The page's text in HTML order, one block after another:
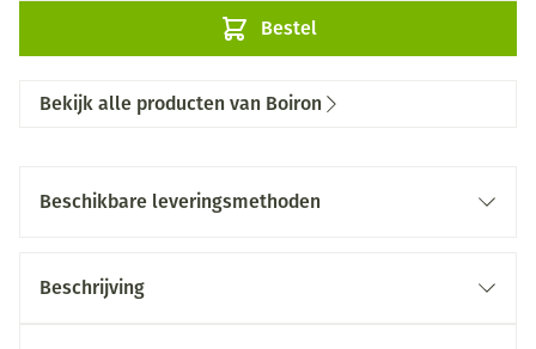
Bestel
Bekijk alle producten van Boiron
Beschikbare leveringsmethoden
Beschrijving